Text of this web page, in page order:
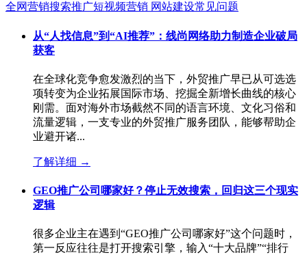
全网营销搜索推广短视频营销 网站建设常见问题
从“人找信息”到“AI推荐”：线尚网络助力制造企业破局
获客
在全球化竞争愈发激烈的当下，外贸推广早已从可选选
项转变为企业拓展国际市场、挖掘全新增长曲线的核心
刚需。面对海外市场截然不同的语言环境、文化习俗和
流量逻辑，一支专业的外贸推广服务团队，能够帮助企
业避开诸...
了解详细 →
GEO推广公司哪家好？停止无效搜索，回归这三个现实
逻辑
很多企业主在遇到“GEO推广公司哪家好”这个问题时，
第一反应往往是打开搜索引擎，输入“十大品牌”“排行